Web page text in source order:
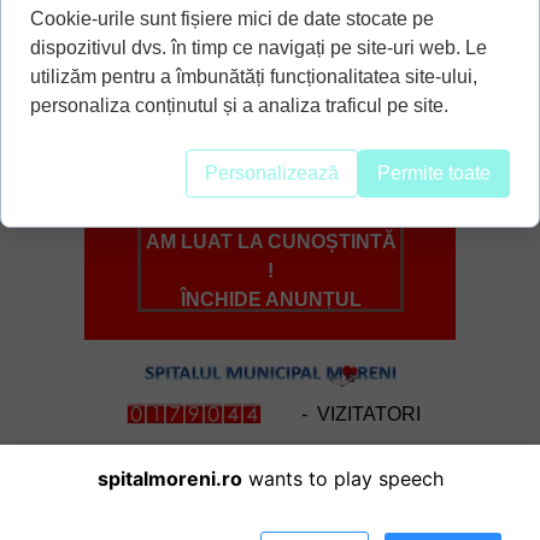
AM LUAT LA CUNOȘTINTĂ
!
ÎNCHIDE ANUNȚUL
LA C.T. CU SUBSTANȚĂ DE
CONTRAST TREBUIE SĂ AVEȚI
FĂCUTE ANALIZE PENTRU UREE ȘI
CREATININĂ NU MAI VECHI DE O
LUNĂ!
O PROGRAMARE FĂCUTĂ LA UN
CABINET NU ESTE VALABILĂ LA
0732100424
0215709907
0215 709 903
- VIZITATORI
Programare telefonică :
spitalmoreni.rowants to play speech
Cookie-urile sunt fișiere mici de date stocate pe
dispozitivul dvs. în timp ce navigați pe site-uri web. Le
utilizăm pentru a îmbunătăți funcționalitatea site-ului,
personaliza conținutul și a analiza traficul pe site.
Personalizează Permite toate